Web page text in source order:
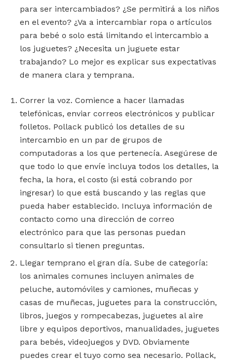
para ser intercambiados? ¿Se permitirá a los niños
en el evento? ¿Va a intercambiar ropa o artículos
para bebé o solo está limitando el intercambio a
los juguetes? ¿Necesita un juguete estar
trabajando? Lo mejor es explicar sus expectativas
de manera clara y temprana.
Correr la voz. Comience a hacer llamadas
telefónicas, enviar correos electrónicos y publicar
folletos. Pollack publicó los detalles de su
intercambio en un par de grupos de
computadoras a los que pertenecía. Asegúrese de
que todo lo que envíe incluya todos los detalles, la
fecha, la hora, el costo (si está cobrando por
ingresar) lo que está buscando y las reglas que
pueda haber establecido. Incluya información de
contacto como una dirección de correo
electrónico para que las personas puedan
consultarlo si tienen preguntas.
Llegar temprano el gran día. Sube de categoría:
los animales comunes incluyen animales de
peluche, automóviles y camiones, muñecas y
casas de muñecas, juguetes para la construcción,
libros, juegos y rompecabezas, juguetes al aire
libre y equipos deportivos, manualidades, juguetes
para bebés, videojuegos y DVD. Obviamente
puedes crear el tuyo como sea necesario. Pollack,